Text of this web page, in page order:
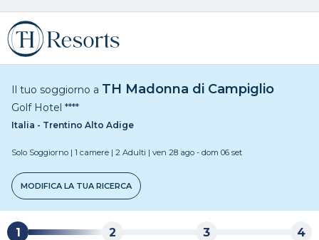
Il tuo soggiorno a TH Madonna di Campiglio
Golf Hotel ****
Italia - Trentino Alto Adige
Solo Soggiorno | 1 camere | 2 Adulti | ven 28 ago - dom 06 set
MODIFICA LA TUA RICERCA
1 2 3 4